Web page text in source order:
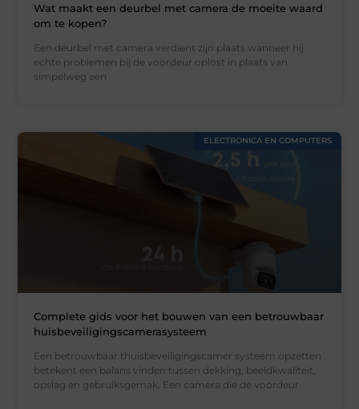
Wat maakt een deurbel met camera de moeite waard
om te kopen?
Een deurbel met camera verdient zijn plaats wanneer hij
echte problemen bij de voordeur oplost in plaats van
simpelweg een
ELECTRONICA EN COMPUTERS
Complete gids voor het bouwen van een betrouwbaar
huisbeveiligingscamerasysteem
Een betrouwbaar thuisbeveiligingscamer systeem opzetten
betekent een balans vinden tussen dekking, beeldkwaliteit,
opslag en gebruiksgemak. Een camera die de voordeur